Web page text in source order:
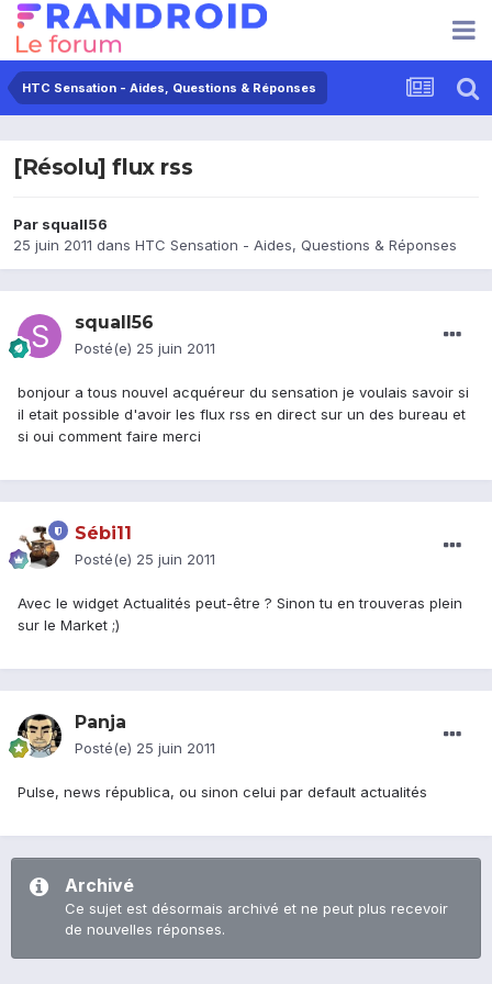
HTC Sensation - Aides, Questions & Réponses
[Résolu] flux rss
Par squall56
25 juin 2011 dans HTC Sensation - Aides, Questions & Réponses
squall56
Posté(e) 25 juin 2011
bonjour a tous nouvel acquéreur du sensation je voulais savoir si
il etait possible d'avoir les flux rss en direct sur un des bureau et
si oui comment faire merci
Sébi11
Posté(e) 25 juin 2011
Avec le widget Actualités peut-être ? Sinon tu en trouveras plein
sur le Market ;)
Panja
Posté(e) 25 juin 2011
Pulse, news républica, ou sinon celui par default actualités
Archivé
Ce sujet est désormais archivé et ne peut plus recevoir
de nouvelles réponses.